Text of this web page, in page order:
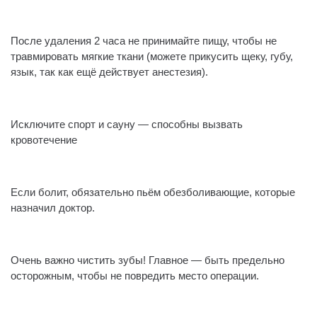
После удаления 2 часа не принимайте пищу, чтобы не
травмировать мягкие ткани (можете прикусить щеку, губу,
язык, так как ещё действует анестезия).
Исключите спорт и сауну — способны вызвать
кровотечение️
Если болит, обязательно пьём обезболивающие, которые
назначил доктор.
Очень важно чистить зубы! Главное — быть предельно
осторожным, чтобы не повредить место операции.